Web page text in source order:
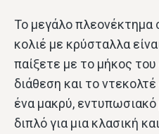
Το μεγάλο πλεονέκτημα
κολιέ με κρύσταλλα
παίξετε με το μήκος
διάθεση και το
ένα μακρύ, εντυπωσιακό
διπλό για μια κλασική